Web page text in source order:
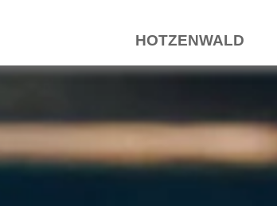
HOTZENWALD